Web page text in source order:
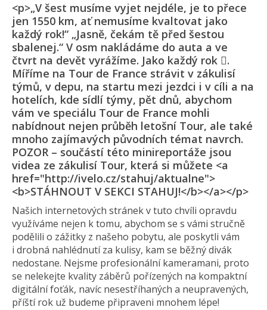
<p>„V šest musíme vyjet nejdéle, je to přece
jen 1550 km, ať nemusíme kvaltovat jako
každý rok!“ „Jasně, čekám tě před šestou
sbalenej.“ V osm nakládáme do auta a ve
čtvrt na devět vyrážíme. Jako každý rok .
Míříme na Tour de France strávit v zákulisí
týmů, v depu, na startu mezi jezdci i v cíli a na
hotelích, kde sídlí týmy, pět dnů, abychom
vám ve speciálu Tour de France mohli
nabídnout nejen průběh letošní Tour, ale také
mnoho zajímavých původních témat navrch.
POZOR – součástí této minireportáže jsou
videa ze zákulisí Tour, která si můžete <a
href="http://ivelo.cz/stahuj/aktualne">
<b>STÁHNOUT V SEKCI STAHUJ!</b></a></p>
Našich internetových stránek v tuto chvíli opravdu
využíváme nejen k tomu, abychom se s vámi stručně
podělili o zážitky z našeho pobytu, ale poskytli vám
i drobná nahlédnutí za kulisy, kam se běžný divák
nedostane. Nejsme profesionální kameramani, proto
se nelekejte kvality záběrů pořízených na kompaktní
digitální foťák, navíc nesestříhaných a neupravených,
příští rok už budeme připraveni mnohem lépe!